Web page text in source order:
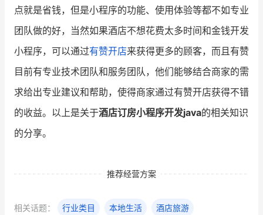
点就是省钱，但是小程序的功能、使用体验等都不如专业
团队做的好，当然如果酒店不想花费太多时间和金钱开发
小程序，可以通过有赞开店来获得更多的顾客，而且有赞
目前有专业技术团队和服务团队，他们能够结合商家的需
求给出专业建议和帮助，使得商家通过有赞开店获得不错
的收益。以上是关于酒店订房小程序开发java的相关知识
的分享。
推荐经营方案
相关话题： 行业类目 本地生活 酒店旅游